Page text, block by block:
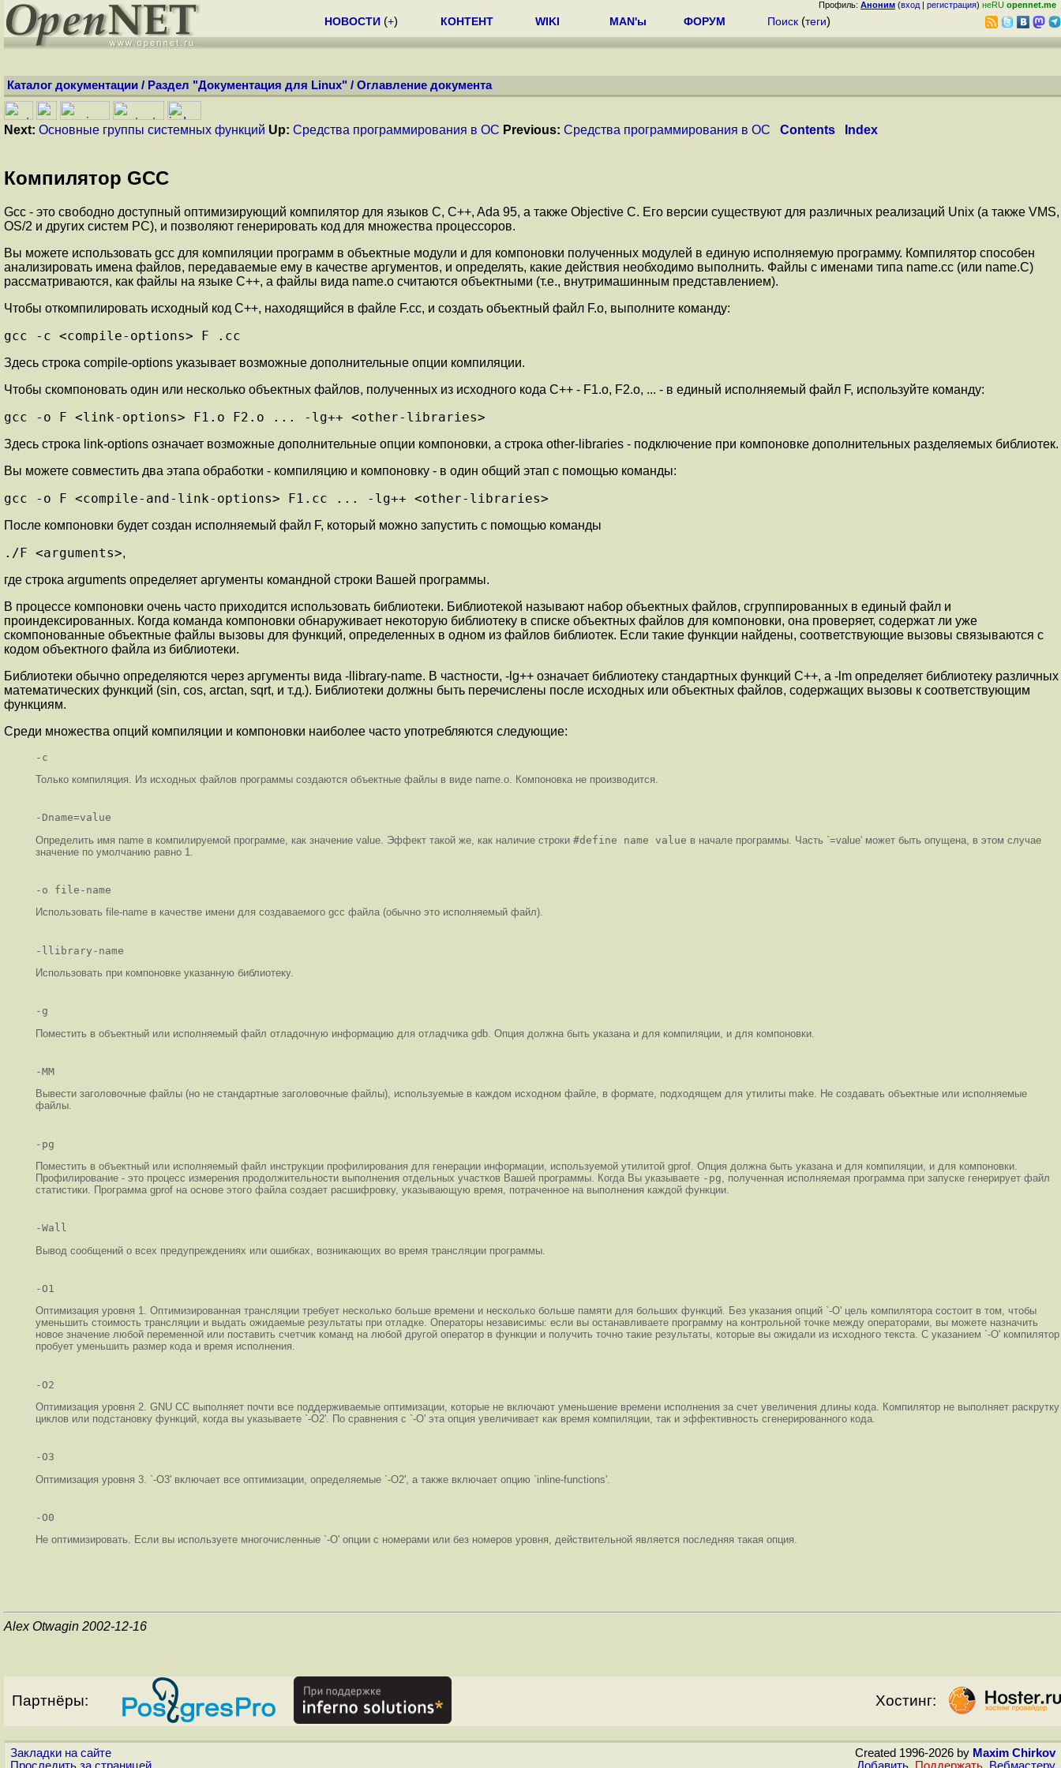
Профиль: Аноним (вход | регистрация) неRU opennet.me
НОВОСТИ (+) КОНТЕНТ WIKI MAN'ы ФОРУМ Поиск (теги)
Каталог документации / Раздел "Документация для Linux" / Оглавление документа
Next: Основные группы системных функций Up: Средства программирования в ОС Previous: Средства программирования в ОС Contents Index
Компилятор GCC
Gcc - это свободно доступный оптимизирующий компилятор для языков C, C++, Ada 95, а также Objective C. Его версии существуют для различных реализаций Unix (а также VMS,
OS/2 и других систем PC), и позволяют генерировать код для множества процессоров.
Вы можете использовать gcc для компиляции программ в объектные модули и для компоновки полученных модулей в единую исполняемую программу. Компилятор способен
анализировать имена файлов, передаваемые ему в качестве аргументов, и определять, какие действия необходимо выполнить. Файлы с именами типа name.cc (или name.C)
рассматриваются, как файлы на языке C++, а файлы вида name.o считаются объектными (т.е., внутримашинным представлением).
Чтобы откомпилировать исходный код C++, находящийся в файле F.cc, и создать объектный файл F.o, выполните команду:
gcc -c <compile-options> F .cc
Здесь строка compile-options указывает возможные дополнительные опции компиляции.
Чтобы скомпоновать один или несколько объектных файлов, полученных из исходного кода C++ - F1.o, F2.o, ... - в единый исполняемый файл F, используйте команду:
gcc -o F <link-options> F1.o F2.o ... -lg++ <other-libraries>
Здесь строка link-options означает возможные дополнительные опции компоновки, а строка other-libraries - подключение при компоновке дополнительных разделяемых библиотек.
Вы можете совместить два этапа обработки - компиляцию и компоновку - в один общий этап с помощью команды:
gcc -o F <compile-and-link-options> F1.cc ... -lg++ <other-libraries>
После компоновки будет создан исполняемый файл F, который можно запустить с помощью команды
./F <arguments>,
где строка arguments определяет аргументы командной строки Вашей программы.
В процессе компоновки очень часто приходится использовать библиотеки. Библиотекой называют набор объектных файлов, сгруппированных в единый файл и
проиндексированных. Когда команда компоновки обнаруживает некоторую библиотеку в списке объектных файлов для компоновки, она проверяет, содержат ли уже
скомпонованные объектные файлы вызовы для функций, определенных в одном из файлов библиотек. Если такие функции найдены, соответствующие вызовы связываются с
кодом объектного файла из библиотеки.
Библиотеки обычно определяются через аргументы вида -llibrary-name. В частности, -lg++ означает библиотеку стандартных функций C++, а -lm определяет библиотеку различных
математических функций (sin, cos, arctan, sqrt, и т.д.). Библиотеки должны быть перечислены после исходных или объектных файлов, содержащих вызовы к соответствующим
функциям.
Среди множества опций компиляции и компоновки наиболее часто употребляются следующие:
-c
Только компиляция. Из исходных файлов программы создаются объектные файлы в виде name.o. Компоновка не производится.
-Dname=value
Определить имя name в компилируемой программе, как значение value. Эффект такой же, как наличие строки #define name value в начале программы. Часть `=value' может быть опущена, в этом случае
значение по умолчанию равно 1.
-o file-name
Использовать file-name в качестве имени для создаваемого gcc файла (обычно это исполняемый файл).
-llibrary-name
Использовать при компоновке указанную библиотеку.
-g
Поместить в объектный или исполняемый файл отладочную информацию для отладчика gdb. Опция должна быть указана и для компиляции, и для компоновки.
-MM
Вывести заголовочные файлы (но не стандартные заголовочные файлы), используемые в каждом исходном файле, в формате, подходящем для утилиты make. Не создавать объектные или исполняемые
файлы.
-pg
Поместить в объектный или исполняемый файл инструкции профилирования для генерации информации, используемой утилитой gprof. Опция должна быть указана и для компиляции, и для компоновки.
Профилирование - это процесс измерения продолжительности выполнения отдельных участков Вашей программы. Когда Вы указываете -pg, полученная исполняемая программа при запуске генерирует файл
статистики. Программа gprof на основе этого файла создает расшифровку, указывающую время, потраченное на выполнения каждой функции.
-Wall
Вывод сообщений о всех предупреждениях или ошибках, возникающих во время трансляции программы.
-O1
Оптимизация уровня 1. Оптимизированная трансляции требует несколько больше времени и несколько больше памяти для больших функций. Без указания опций `-O' цель компилятора состoит в том, чтобы
уменьшить стоимость трансляции и выдать ожидаемые результаты при отладке. Операторы независимы: если вы останавливаете программу на контрольной точке между операторами, вы можете назначить
новое значение любой переменной или поставить счетчик команд на любой другой оператор в функции и получить точно такие результаты, которые вы ожидали из исходного текста. С указанием `-O' компилятор
пробует уменьшить размер кода и время исполнения.
-O2
Оптимизация уровня 2. GNU CC выполняет почти все поддерживаемые оптимизации, которые не включают уменьшение времени исполнения за счет увеличения длины кода. Компилятор не выполняет раскрутку
циклов или подстановку функций, когда вы указываете `-O2'. По сравнения с `-O' эта опция увеличивает как время компиляции, так и эффективность сгенерированного кода.
-O3
Оптимизация уровня 3. `-O3' включает все оптимизации, определяемые `-O2', а также включает опцию `inline-functions'.
-O0
Не оптимизировать. Если вы используете многочисленные `-O' опции с номерами или без номеров уровня, действительной является последняя такая опция.
Alex Otwagin 2002-12-16
Партнёры: Хостинг:
Закладки на сайте
Проследить за страницей
Created 1996-2026 by Maxim Chirkov
Добавить
Поддержать Вебмастеру